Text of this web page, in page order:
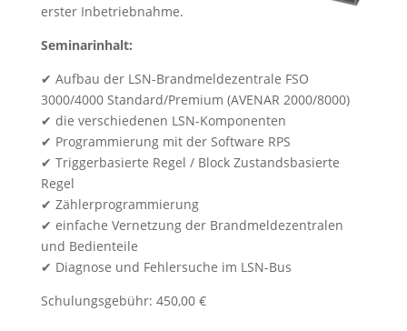
erster Inbetriebnahme.
Seminarinhalt:
✔ Aufbau der LSN-Brandmeldezentrale FSO
3000/4000 Standard/Premium (AVENAR 2000/8000)
✔ die verschiedenen LSN-Komponenten
✔ Programmierung mit der Software RPS
✔ Triggerbasierte Regel / Block Zustandsbasierte
Regel
✔ Zählerprogrammierung
✔ einfache Vernetzung der Brandmeldezentralen
und Bedienteile
✔ Diagnose und Fehlersuche im LSN-Bus
Schulungsgebühr: 450,00 €